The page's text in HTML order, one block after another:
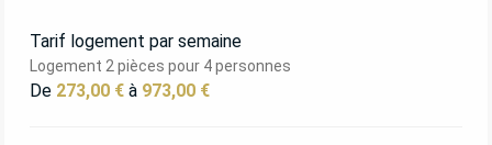
TARIFS 2027
Tarif logement par semaine
Logement 2 pièces pour 4 personnes
De 273,00 € à 973,00 €